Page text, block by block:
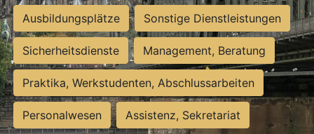
Ausbildungsplätze Sonstige Dienstleistungen
Sicherheitsdienste Management, Beratung
Praktika, Werkstudenten, Abschlussarbeiten
Personalwesen Assistenz, Sekretariat